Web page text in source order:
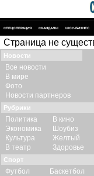
СПЕЦОПЕРАЦИЯ СКАНДАЛЫ ШОУ-БИЗНЕС
Страница не
Новости
Все новости
В мире
Фото
Новости партнеров
Рубрики
Политика
Экономика
Культура
В театр
В кино
Шоубиз
Желтый
Здоровье
Спорт
Футбол
Баскетбол